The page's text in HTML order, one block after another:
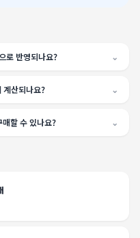
로 반영되나요? ⌄
계산되나요? ⌄
할 수 있나요? ⌄